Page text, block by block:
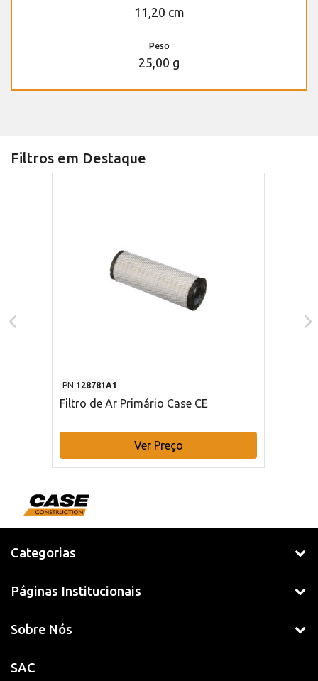
11,20 cm
Peso
25,00 g
Filtros em Destaque
PN 128781A1
Filtro de Ar Primário Case CE
Ver Preço
Categorias
Páginas Institucionais
Sobre Nós
SAC